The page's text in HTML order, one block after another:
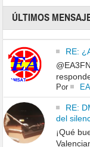
ÚLTIMOS
RE:
Por
RE:
del
¡Qué